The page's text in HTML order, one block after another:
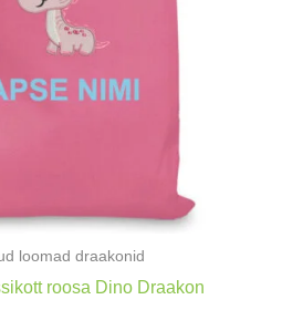
loomad draakonid
roosa Dino Draakon